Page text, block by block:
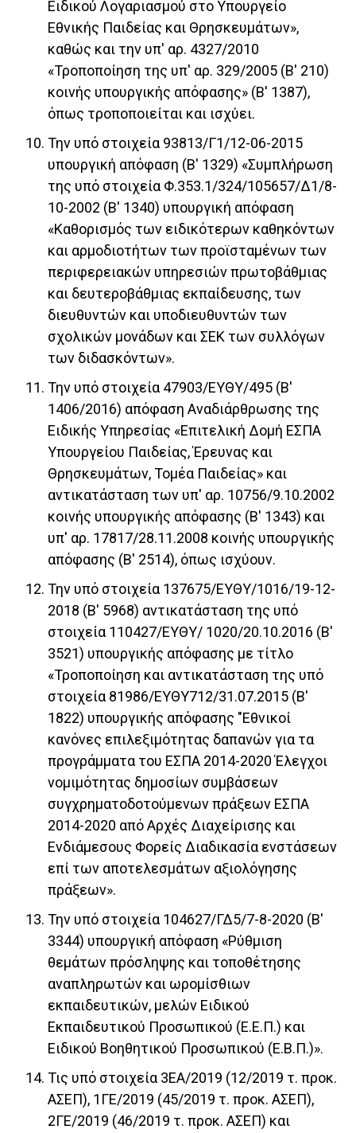
Ειδικού Λογαριασμού στο Υπουργείο
Εθνικής Παιδείας και Θρησκευμάτων»,
καθώς και την υπ' αρ. 4327/2010
«Τροποποίηση της υπ' αρ. 329/2005 (Β' 210)
κοινής υπουργικής απόφασης» (Β' 1387),
όπως τροποποιείται και ισχύει.
Την υπό στοιχεία 93813/Γ1/12-06-2015
υπουργική απόφαση (Β' 1329) «Συμπλήρωση
της υπό στοιχεία Φ.353.1/324/105657/Δ1/8-
10-2002 (Β' 1340) υπουργική απόφαση
«Καθορισμός των ειδικότερων καθηκόντων
και αρμοδιοτήτων των προϊσταμένων των
περιφερειακών υπηρεσιών πρωτοβάθμιας
και δευτεροβάθμιας εκπαίδευσης, των
διευθυντών και υποδιευθυντών των
σχολικών μονάδων και ΣΕΚ των συλλόγων
των διδασκόντων».
Την υπό στοιχεία 47903/ΕΥΘΥ/495 (Β'
1406/2016) απόφαση Αναδιάρθρωσης της
Ειδικής Υπηρεσίας «Επιτελική Δομή ΕΣΠΑ
Υπουργείου Παιδείας, Έρευνας και
Θρησκευμάτων, Τομέα Παιδείας» και
αντικατάσταση των υπ' αρ. 10756/9.10.2002
κοινής υπουργικής απόφασης (Β' 1343) και
υπ' αρ. 17817/28.11.2008 κοινής υπουργικής
απόφασης (Β' 2514), όπως ισχύουν.
Την υπό στοιχεία 137675/ΕΥΘΥ/1016/19-12-
2018 (Β' 5968) αντικατάσταση της υπό
στοιχεία 110427/ΕΥΘΥ/ 1020/20.10.2016 (Β'
3521) υπουργικής απόφασης με τίτλο
«Τροποποίηση και αντικατάσταση της υπό
στοιχεία 81986/ΕΥΘΥ712/31.07.2015 (Β'
1822) υπουργικής απόφασης "Εθνικοί
κανόνες επιλεξιμότητας δαπανών για τα
προγράμματα του ΕΣΠΑ 2014-2020 Έλεγχοι
νομιμότητας δημοσίων συμβάσεων
συγχρηματοδοτούμενων πράξεων ΕΣΠΑ
2014-2020 από Αρχές Διαχείρισης και
Ενδιάμεσους Φορείς Διαδικασία ενστάσεων
επί των αποτελεσμάτων αξιολόγησης
πράξεων».
Την υπό στοιχεία 104627/ΓΔ5/7-8-2020 (Β'
3344) υπουργική απόφαση «Ρύθμιση
θεμάτων πρόσληψης και τοποθέτησης
αναπληρωτών και ωρομίσθιων
εκπαιδευτικών, μελών Ειδικού
Εκπαιδευτικού Προσωπικού (Ε.Ε.Π.) και
Ειδικού Βοηθητικού Προσωπικού (Ε.Β.Π.)».
Τις υπό στοιχεία 3ΕΑ/2019 (12/2019 τ. προκ.
ΑΣΕΠ), 1ΓΕ/2019 (45/2019 τ. προκ. ΑΣΕΠ),
2ΓΕ/2019 (46/2019 τ. προκ. ΑΣΕΠ) και